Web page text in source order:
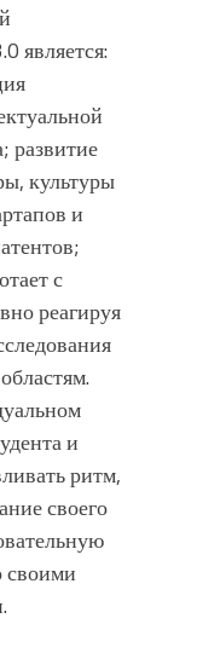
является:
развитие
культуры
и
с
реагируя
и
ритм,
своего
своими